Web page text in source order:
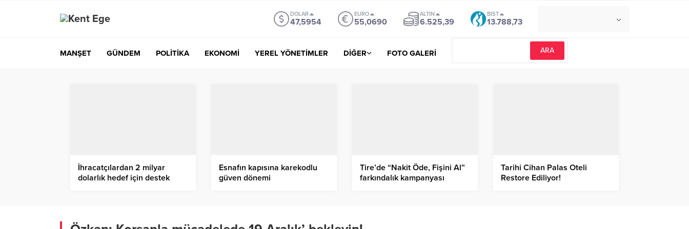
DOLAR
47,5954
EURO
55,0690
ALTIN
6.525,39
BIST
13.788,73
MANŞET GÜNDEM POLİTİKA EKONOMİ YEREL YÖNETİMLER DİĞER FOTO GALERİ
İhracatçılardan 2 milyar
dolarlık hedef için destek
Esnafın kapısına karekodlu
güven dönemi
Tire’de “Nakit Öde, Fişini Al”
farkındalık kampanyası
Tarihi Cihan Palas Oteli
Restore Ediliyor!